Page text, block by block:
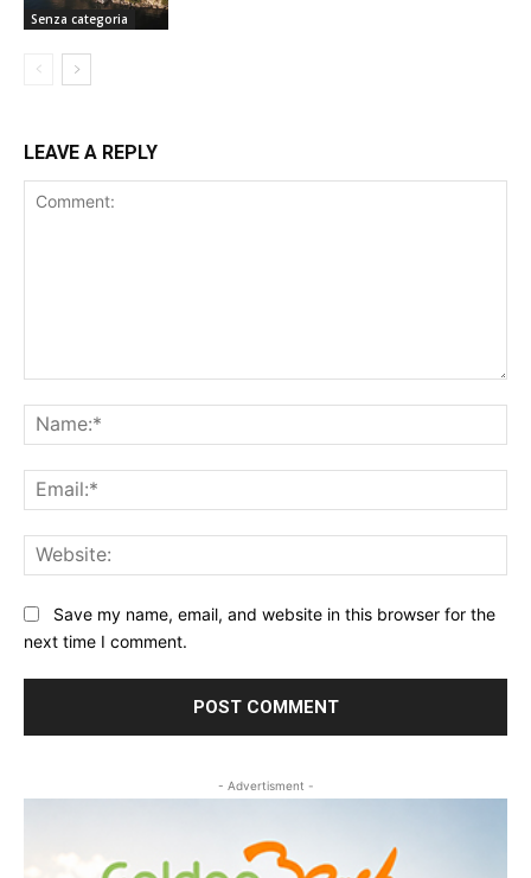
Senza categoria
LEAVE A REPLY
Save my name, email, and website in this browser for the
next time I comment.
- Advertisment -